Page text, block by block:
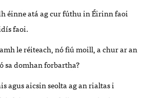
éinne atá ag cur fúthu in Éirinn faoi
faoi.
le réiteach, nó fiú moill, a chur ar an
sa domhan forbartha?
agus aicsin seolta ag an rialtas i